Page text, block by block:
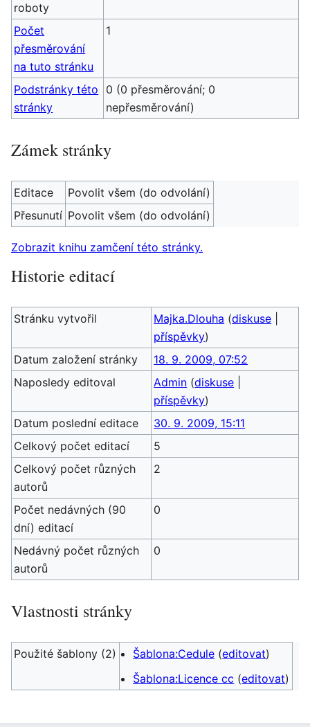
roboty
Počet
přesměrování
na tuto stránku
1
Podstránky této
stránky
0 (0 přesměrování; 0
nepřesměrování)
Zámek stránky
Editace
Povolit všem (do odvolání)
Přesunutí Povolit všem (do odvolání)
Zobrazit knihu zamčení této stránky.
Historie editací
Stránku vytvořil Majka.Dlouha (diskuse
příspěvky)
Datum založení stránky
18. 9. 2009, 07:52
Naposledy editoval
Admin (diskuse
příspěvky)
Datum poslední editace
30. 9. 2009, 15:11
Celkový počet editací
5
Celkový počet různých
autorů
2
Počet nedávných (90
dní) editací
0
Nedávný počet různých
autorů
0
Vlastnosti stránky
Použité šablony (2) Šablona:Cedule (editovat)
Šablona:Licence cc (editovat)